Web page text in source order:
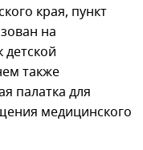
края, пункт
на
детской
также
палатка для
медицинского